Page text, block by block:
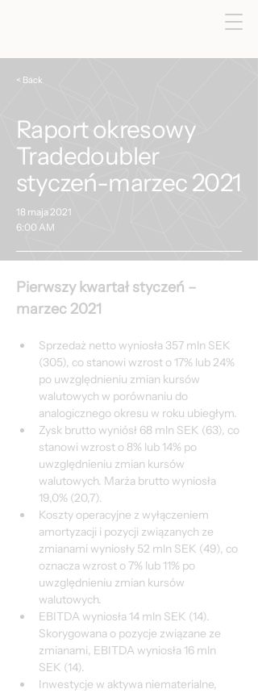
< Back
Raport okresowy
Tradedoubler
styczeń-marzec 2021
18 maja 2021
6:00 AM
Pierwszy kwartał styczeń –
marzec 2021
Sprzedaż netto wyniosła 357 mln SEK
(305), co stanowi wzrost o 17% lub 24%
po uwzględnieniu zmian kursów
walutowych w porównaniu do
analogicznego okresu w roku ubiegłym.
Zysk brutto wyniósł 68 mln SEK (63), co
stanowi wzrost o 8% lub 14% po
uwzględnieniu zmian kursów
walutowych. Marża brutto wyniosła
19,0% (20,7).
Koszty operacyjne z wyłączeniem
amortyzacji i pozycji związanych ze
zmianami wyniosły 52 mln SEK (49), co
oznacza wzrost o 7% lub 11% po
uwzględnieniu zmian kursów
walutowych.
EBITDA wyniosła 14 mln SEK (14).
Skorygowana o pozycje związane ze
zmianami, EBITDA wyniosła 16 mln
SEK (14).
Inwestycje w aktywa niematerialne,